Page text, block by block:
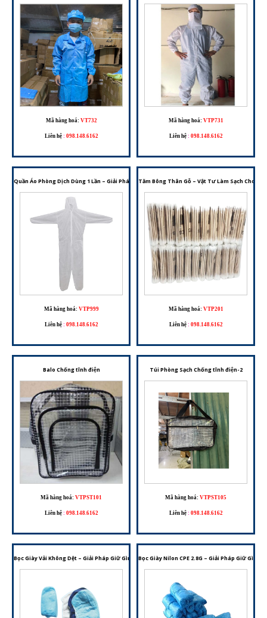
Mã hàng hoá: VT732
Liên hệ : 098.148.6162
Mã hàng hoá: VTP731
Liên hệ : 098.148.6162
Quần Áo Phòng Dịch Dùng 1 Lần – Giải Pháp Bảo Hộ Cho Môi Trường Y Tế Và Phòng Sạch
Mã hàng hoá: VTP999
Liên hệ : 098.148.6162
Tăm Bông Thân Gỗ – Vật Tư Làm Sạch Cho
Mã hàng hoá: VTP201
Liên hệ : 098.148.6162
Balo Chống tĩnh điện
Mã hàng hoá: VTPST101
Liên hệ : 098.148.6162
Túi Phòng Sạch Chống tĩnh điện-2
Mã hàng hoá: VTPST105
Liên hệ : 098.148.6162
Bọc Giày Vải Không Dệt – Giải Pháp Giữ Gìn Vệ Sinh Cho Nhiều Môi Trường Làm Việc
Bọc Giày Nilon CPE 2.8G – Giải Pháp Giữ Gìn